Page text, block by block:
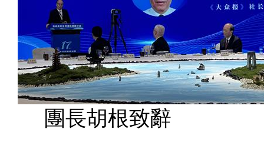
團長胡根致辭